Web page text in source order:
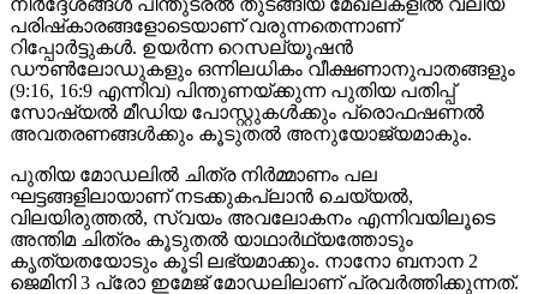
പരിഷ്‌കാരങ്ങളോടെയാണ് വരുന്നതെന്നാണ്
റിപ്പോര്‍ട്ടുകള്‍. ഉയര്‍ന്ന റെസല്യൂഷന്‍
ഡൗണ്‍ലോഡുകളും ഒന്നിലധികം വീക്ഷണാനുപാതങ്ങളും
(9:16, 16:9 എന്നിവ) പിന്തുണയ്ക്കുന്ന പുതിയ പതിപ്പ്
സോഷ്യല്‍ മീഡിയ പോസ്റ്റുകള്‍ക്കും പ്രൊഫഷണല്‍
അവതരണങ്ങള്‍ക്കും കൂടുതല്‍ അനുയോജ്യമാകും.
പുതിയ മോഡലില്‍ ചിത്ര നിര്‍മ്മാണം പല
ഘട്ടങ്ങളിലായാണ് നടക്കുകപ്ലാന്‍ ചെയ്യല്‍,
വിലയിരുത്തല്‍, സ്വയം അവലോകനം എന്നിവയിലൂടെ
അന്തിമ ചിത്രം കൂടുതല്‍ യാഥാര്‍ഥ്യത്തോടും
കൃത്യതയോടും കൂടി ലഭ്യമാക്കും. നാനോ ബനാന 2
ജെമിനി 3 പ്രോ ഇമേജ് മോഡലിലാണ് പ്രവര്‍ത്തിക്കുന്നത്.